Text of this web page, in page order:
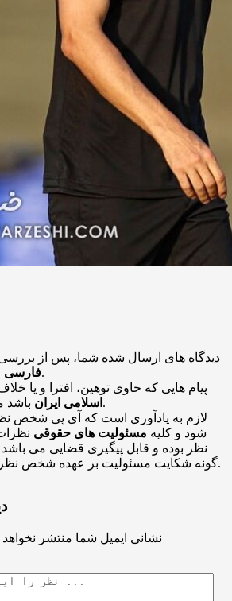
دیدگاه های ارسال شده شما، پس از
فارسیمنتشر خواهد شد.
پیام هایی که حاوی توهین، افترا و یا
اسلامی ایران باشد منتشر نخواهد شد.
لازم به یادآوری است که آی پی شخص
شود و کلیه مسئولیت های حقوقی
نظر بوده و قابل پیگیری قضایی می
گونه شکایت مسئولیت بر عهده شخص نظر دهنده خواهد بود.
نشانی ایمیل شما منتشر